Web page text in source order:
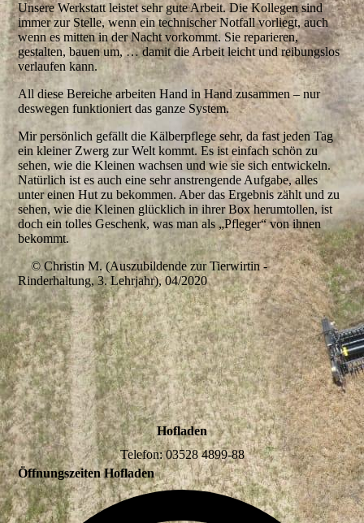
Unsere Werkstatt leistet sehr gute Arbeit. Die Kollegen sind
immer zur Stelle, wenn ein technischer Notfall vorliegt, auch
wenn es mitten in der Nacht vorkommt. Sie reparieren,
gestalten, bauen um, … damit die Arbeit leicht und reibungslos
verlaufen kann.
All diese Bereiche arbeiten Hand in Hand zusammen – nur
deswegen funktioniert das ganze System.
Mir persönlich gefällt die Kälberpflege sehr, da fast jeden Tag
ein kleiner Zwerg zur Welt kommt. Es ist einfach schön zu
sehen, wie die Kleinen wachsen und wie sie sich entwickeln.
Natürlich ist es auch eine sehr anstrengende Aufgabe, alles
unter einen Hut zu bekommen. Aber das Ergebnis zählt und zu
sehen, wie die Kleinen glücklich in ihrer Box herumtollen, ist
doch ein tolles Geschenk, was man als „Pfleger“ von ihnen
bekommt.
© Christin M. (Auszubildende zur Tierwirtin -
Rinderhaltung, 3. Lehrjahr), 04/2020
Hofladen
Telefon: 03528 4899-88
Öffnungszeiten Hofladen